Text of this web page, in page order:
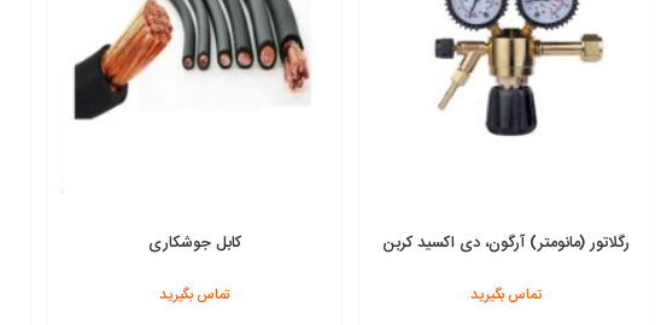
رگلاتور (مانومتر) آرگون، دی اکسید کربن
تماس بگیرید
کابل جوشکاری
تماس بگیرید